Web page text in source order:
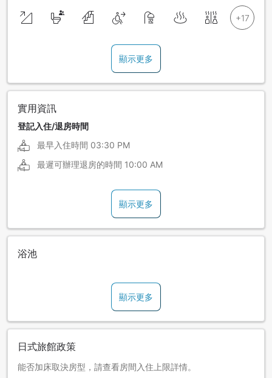
顯示更多
實用資訊
登記入住/退房時間
最早入住時間 03:30 PM
最遲可辦理退房的時間 10:00 AM
顯示更多
浴池
顯示更多
日式旅館政策
能否加床取決房型，請查看房間入住上限詳情。